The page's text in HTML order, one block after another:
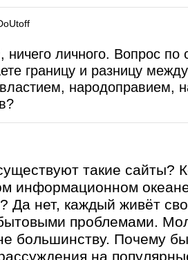
ничего личного. Вопрос по
границу и разницу
народоправием,
такие сайты?
информационном
Да нет, каждый живёт
проблемами.
большинству. Почему
на